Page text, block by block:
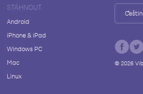
STÁHNOUT
Android
iPhone & iPad
Windows PC
Mac
Linux
© 2026